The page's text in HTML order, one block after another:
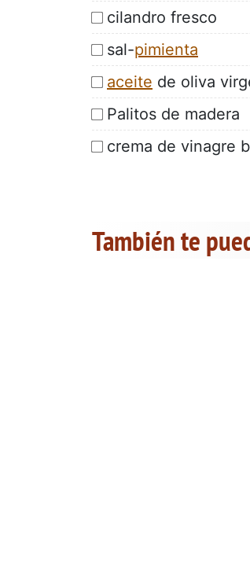
cilandro fresco
sal-pimienta
aceite de oliva
Palitos de madera
crema de vinagre
También te